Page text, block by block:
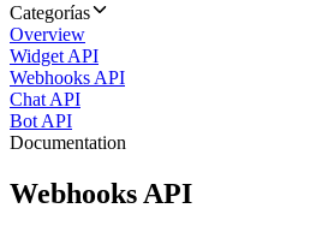
Categorías
Overview
Widget API
Webhooks API
Chat API
Bot API
Documentation
Webhooks API